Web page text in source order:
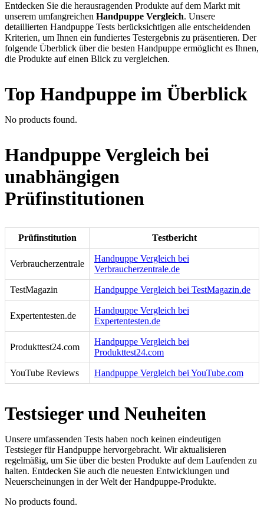
Entdecken Sie die herausragenden Produkte auf dem Markt mit
unserem umfangreichen Handpuppe Vergleich. Unsere
detaillierten Handpuppe Tests berücksichtigen alle entscheidenden
Kriterien, um Ihnen ein fundiertes Testergebnis zu präsentieren. Der
folgende Überblick über die besten Handpuppe ermöglicht es Ihnen,
die Produkte auf einen Blick zu vergleichen.
Top Handpuppe im Überblick
No products found.
Handpuppe Vergleich bei
unabhängigen
Prüfinstitutionen
Prüfinstitution Testbericht
Verbraucherzentrale
Handpuppe Vergleich bei
Verbraucherzentrale.de
TestMagazin Handpuppe Vergleich bei TestMagazin.de
Expertentesten.de
Handpuppe Vergleich bei
Expertentesten.de
Produkttest24.com
Handpuppe Vergleich bei
Produkttest24.com
YouTube Reviews Handpuppe Vergleich bei YouTube.com
Testsieger und Neuheiten
Unsere umfassenden Tests haben noch keinen eindeutigen
Testsieger für Handpuppe hervorgebracht. Wir aktualisieren
regelmäßig, um Sie über die besten Produkte auf dem Laufenden zu
halten. Entdecken Sie auch die neuesten Entwicklungen und
Neuerscheinungen in der Welt der Handpuppe-Produkte.
No products found.